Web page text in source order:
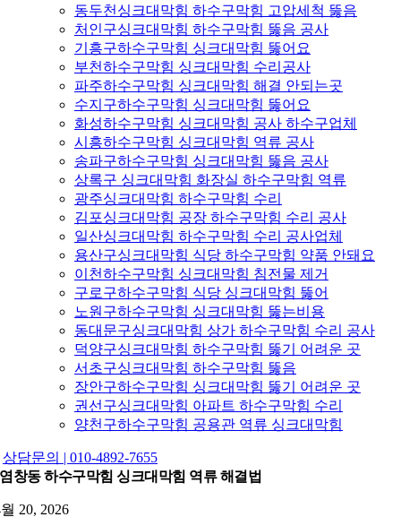
동두천싱크대막힘 하수구막힘 고압세척 뚫음
처인구싱크대막힘 하수구막힘 뚫음 공사
기흥구하수구막힘 싱크대막힘 뚫어요
부천하수구막힘 싱크대막힘 수리공사
파주하수구막힘 싱크대막힘 해결 안되는곳
수지구하수구막힘 싱크대막힘 뚫어요
화성하수구막힘 싱크대막힘 공사 하수구업체
시흥하수구막힘 싱크대막힘 역류 공사
송파구하수구막힘 싱크대막힘 뚫음 공사
상록구 싱크대막힘 화장실 하수구막힘 역류
광주싱크대막힘 하수구막힘 수리
김포싱크대막힘 공장 하수구막힘 수리 공사
일산싱크대막힘 하수구막힘 수리 공사업체
용산구싱크대막힘 식당 하수구막힘 약품 안돼요
이천하수구막힘 싱크대막힘 침전물 제거
구로구하수구막힘 식당 싱크대막힘 뚫어
노원구하수구막힘 싱크대막힘 뚫는비용
동대문구싱크대막힘 상가 하수구막힘 수리 공사
덕양구싱크대막힘 하수구막힘 뚫기 어려운 곳
서초구싱크대막힘 하수구막힘 뚫음
장안구하수구막힘 싱크대막힘 뚫기 어려운 곳
권선구싱크대막힘 아파트 하수구막힘 수리
양천구하수구막힘 공용관 역류 싱크대막힘
상담문의 | 010-4892-7655
염창동 하수구막힘 싱크대막힘 역류 해결법
20, 2026